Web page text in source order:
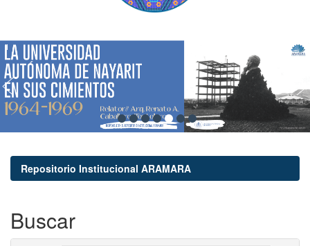
Repositorio Institucional ARAMARA
Buscar